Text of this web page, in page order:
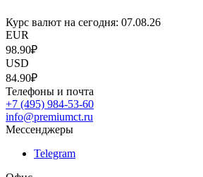
Курс валют на сегодня: 07.08.26
EUR
98.90₽
USD
84.90₽
Телефоны и почта
+7 (495) 984-53-60
info@premiumct.ru
Мессенджеры
Telegram